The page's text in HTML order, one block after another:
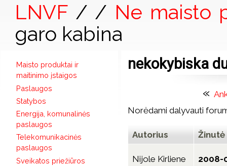
LNVF/ / Ne maisto
garo kabina
Maisto produktai ir
maitinimo įstaigos
Paslaugos
Statybos
Energija, komunalinės
paslaugos
Telekomunikacinės
paslaugos
Sveikatos priežiūros
nekokybiska
«
Norėdami dalyvauti
Autorius Žinutė
Nijole Kirliene
2008-